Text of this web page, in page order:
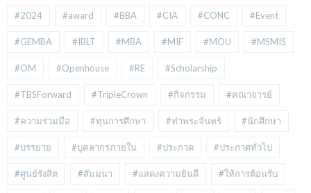
#2024 #award #BBA #CIA #CONC #Event
#GEMBA #IBLT #MBA #MIF #MOU #MSMIS
#OM #Openhouse #RE #Scholarship
#TBSForward #TripleCrown #กิจกรรม #คณาจารย์
#ความร่วมมือ #ทุนการศึกษา #ท่าพระจันทร์ #นักศึกษา
#บรรยาย #บุคลากรภายใน #ประกวด #ประกาศทั่วไป
#ศูนย์รังสิต #สัมมนา #แสดงความยินดี #ให้การต้อนรับ